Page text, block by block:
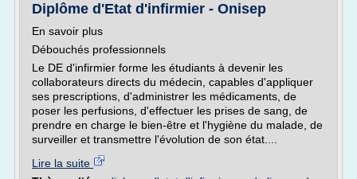
Diplôme d'Etat d'infirmier - Onisep
En savoir plus
Débouchés professionnels
Le DE d'infirmier forme les étudiants à devenir les
collaborateurs directs du médecin, capables d'appliquer
ses prescriptions, d'administrer les médicaments, de
poser les perfusions, d'effectuer les prises de sang, de
prendre en charge le bien-être et l'hygiène du malade, de
surveiller et transmettre l'évolution de son état....
Lire la suite